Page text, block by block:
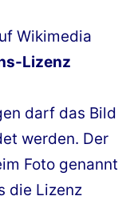
Wikimedia
Lizenz
darf das Bild
werden. Der
Foto genannt
die Lizenz